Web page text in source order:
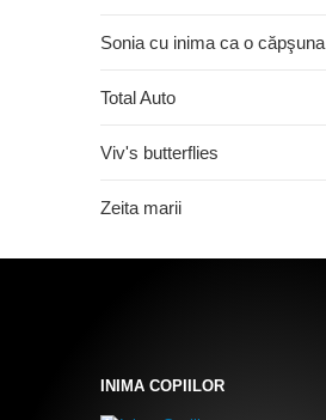
Sonia cu inima ca o căpşuna
Total Auto
Viv's butterflies
Zeita marii
INIMA COPIILOR